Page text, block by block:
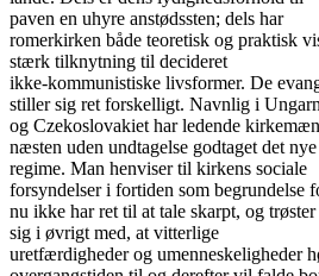
paven en uhyre anstødssten; dels har
romerkirken både teoretisk og praktisk
stærk tilknytning til decideret
ikke-kommunistiske livsformer. De
stiller sig ret forskelligt. Navnlig i Ungarn
og Czekoslovakiet har ledende
næsten uden undtagelse godtaget det nye
regime. Man henviser til kirkens sociale
forsyndelser i fortiden som begrundelse
nu ikke har ret til at tale skarpt, og trøster
sig i øvrigt med, at vitterlige
uretfærdigheder og umenneskeligheder